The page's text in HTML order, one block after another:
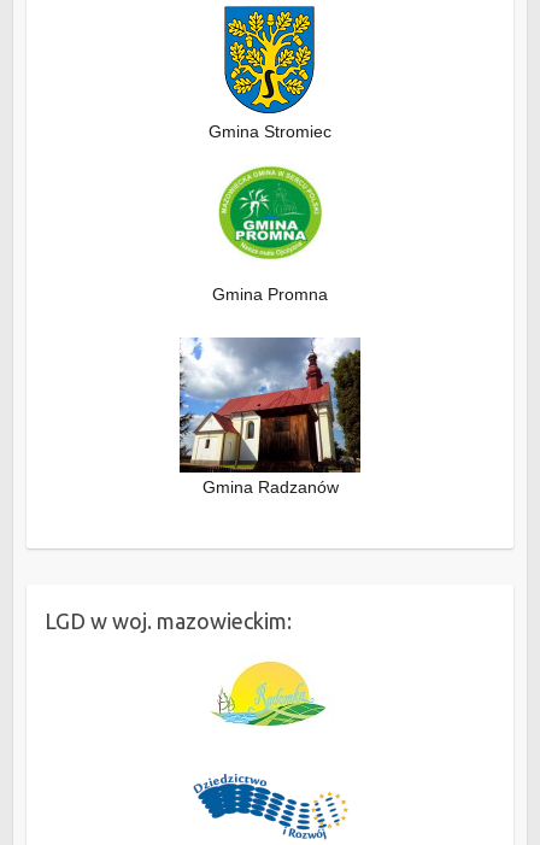
Gmina Stromiec
Gmina Promna
Gmina Radzanów
LGD w woj. mazowieckim: